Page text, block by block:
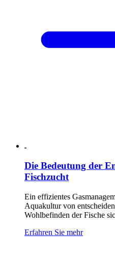
Die Bedeutung der
Fischzucht
Ein effizientes
Aquakultur von
Wohlbefinden der Fische
Erfahren Sie mehr